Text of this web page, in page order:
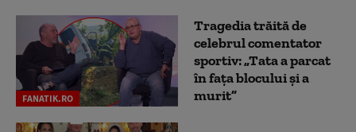
FANATIK.RO
Tragedia trăită de
celebrul comentator
sportiv: „Tata a parcat
în fața blocului și a
murit”